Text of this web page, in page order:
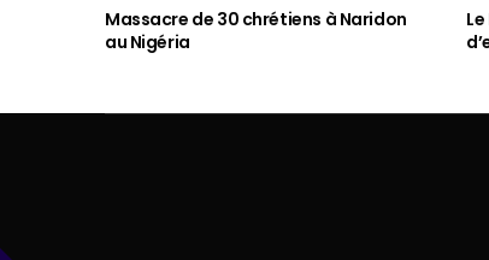
Massacre de 30 chrétiens à Naridon
au Nigéria